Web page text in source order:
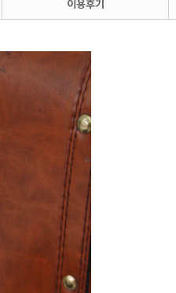
이용후기